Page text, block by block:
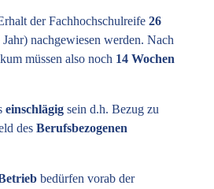
der Fachhochschulreife 26
nachgewiesen werden. Nach
müssen also noch 14 Wochen
einschlägig sein d.h. Bezug zu
des Berufsbezogenen
bedürfen vorab der